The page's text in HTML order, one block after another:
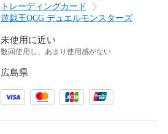
トレーディングカード
遊戯王OCG デュエルモンスターズ
未使用に近い
数回使用し、あまり使用感がない
広島県